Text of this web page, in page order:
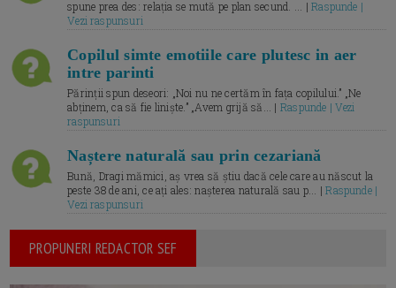
spune prea des: relația se mută pe plan secund. ... |Raspunde |
Vezi raspunsuri
Copilul simte emotiile care plutesc in aer
intre parinti
Părinții spun deseori: „Noi nu ne certăm în fața copilului.” „Ne
abținem, ca să fie liniște.” „Avem grijă să... | Raspunde | Vezi
raspunsuri
Naștere naturală sau prin cezariană
Bună, Dragi mămici, aș vrea să știu dacă cele care au născut la
peste 38 de ani, ce ați ales: nașterea naturală sau p... |Raspunde |
Vezi raspunsuri
PROPUNERI REDACTOR SEF